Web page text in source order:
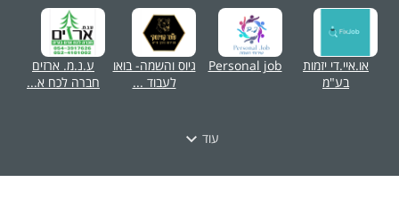
או.איי.די יזמות
בע"מ
Personal job
גיוס והשמה- בואו
לעבוד ...
ע.נ.מ. ארזים
חברה לכח א...
עוד